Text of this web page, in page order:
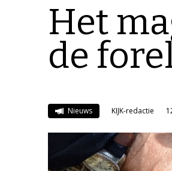
Het
de
Nieuws KIJK-redactie